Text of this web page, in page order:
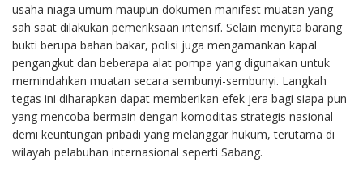
usaha niaga umum maupun dokumen manifest muatan yang
sah saat dilakukan pemeriksaan intensif. Selain menyita barang
bukti berupa bahan bakar, polisi juga mengamankan kapal
pengangkut dan beberapa alat pompa yang digunakan untuk
memindahkan muatan secara sembunyi-sembunyi. Langkah
tegas ini diharapkan dapat memberikan efek jera bagi siapa pun
yang mencoba bermain dengan komoditas strategis nasional
demi keuntungan pribadi yang melanggar hukum, terutama di
wilayah pelabuhan internasional seperti Sabang.